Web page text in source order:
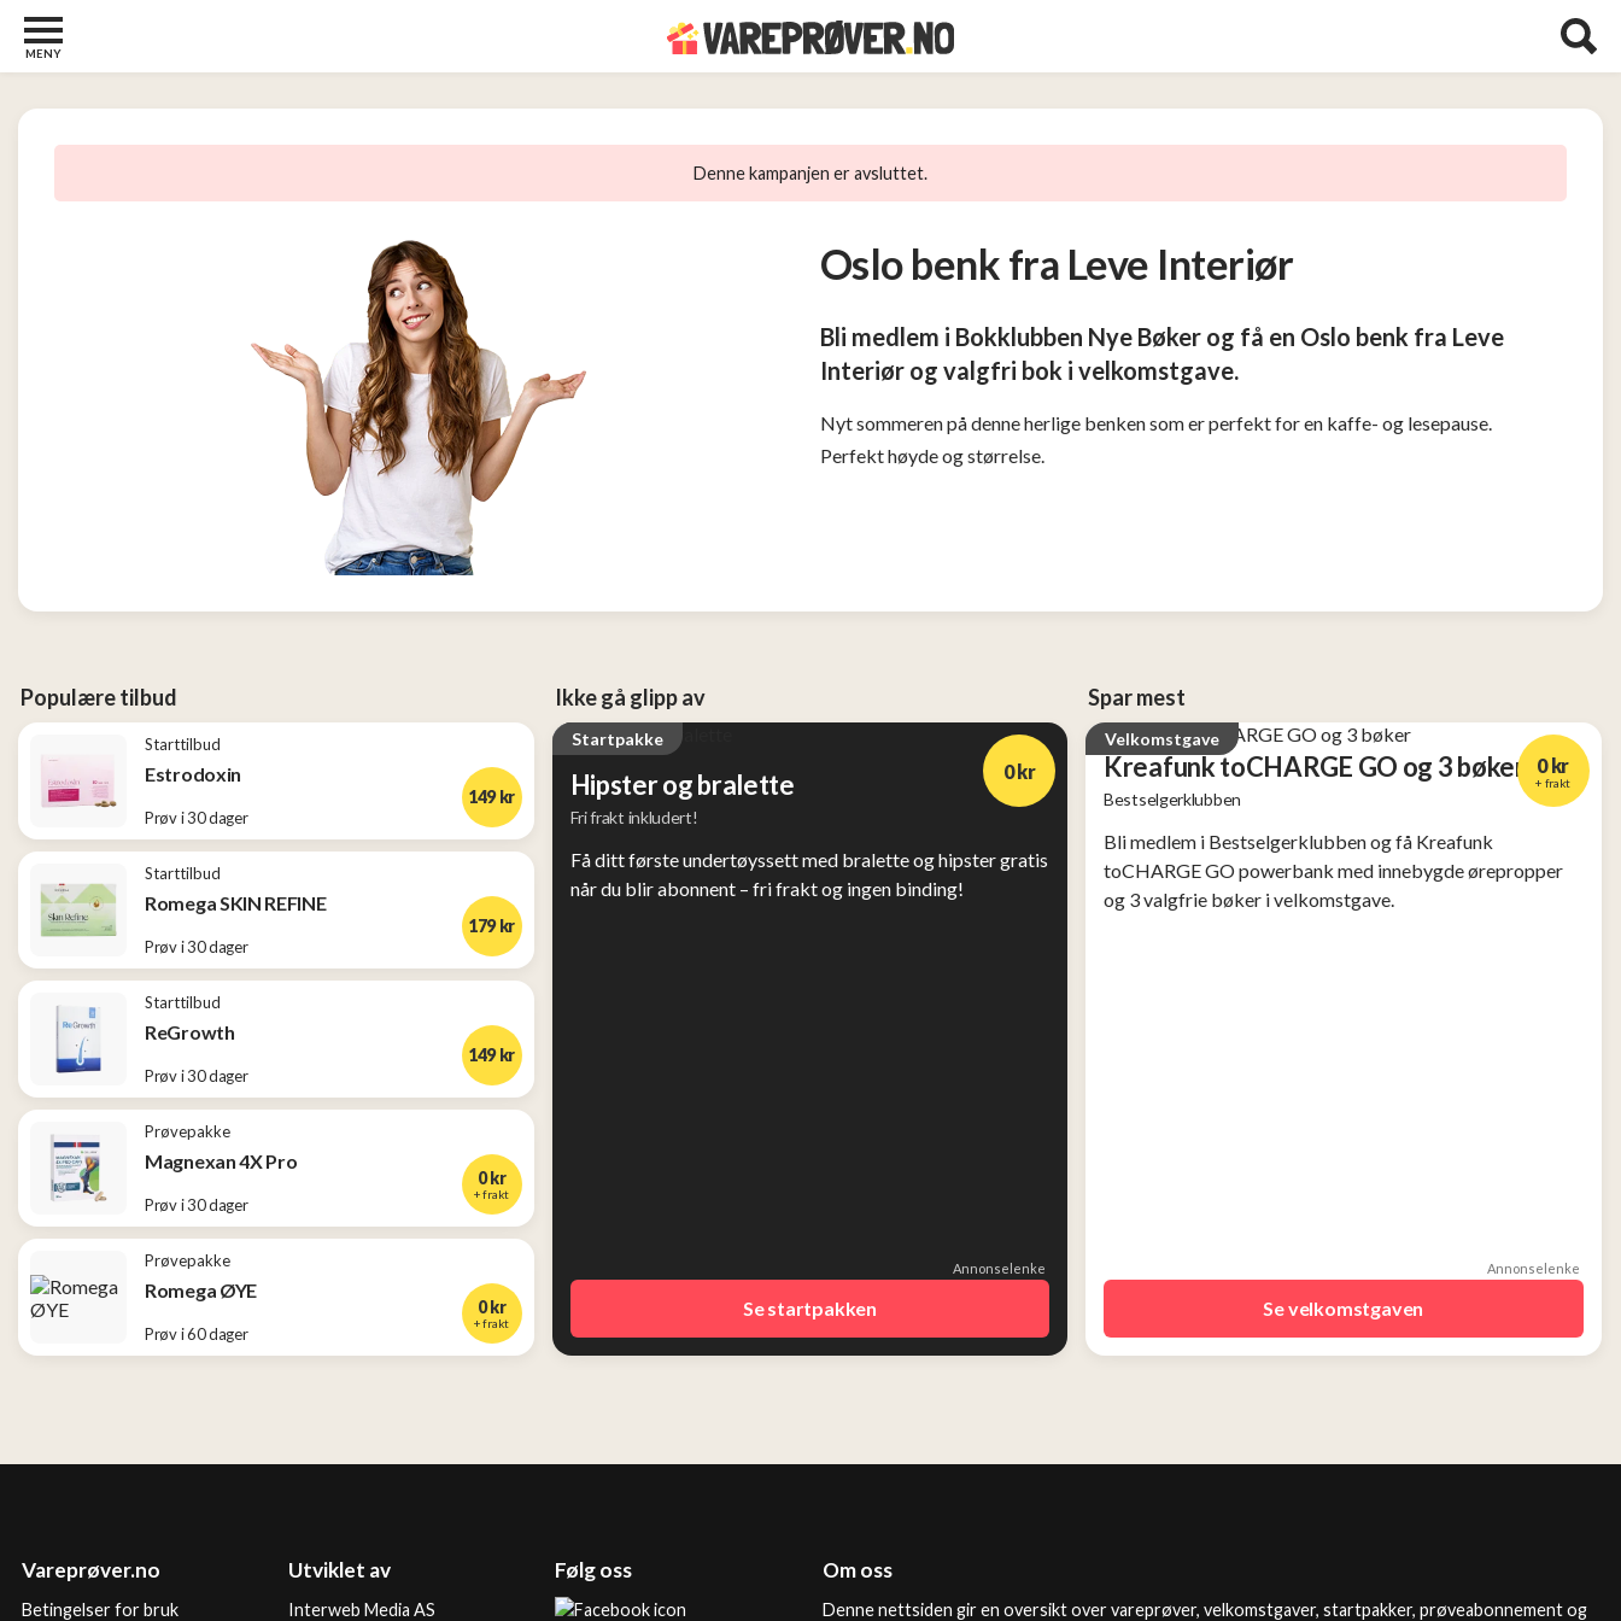
MENY
Denne kampanjen er avsluttet.
Oslo benk fra Leve Interiør
Bli medlem i Bokklubben Nye Bøker og få en Oslo benk fra Leve
Interiør og valgfri bok i velkomstgave.
Nyt sommeren på denne herlige benken som er perfekt for en kaffe- og lesepause.
Perfekt høyde og størrelse.
Populære tilbud
Starttilbud
Estrodoxin
Prøv i 30 dager
149 kr
Starttilbud
Romega SKIN REFINE
Prøv i 30 dager
179 kr
Starttilbud
ReGrowth
Prøv i 30 dager
149 kr
Prøvepakke
Magnexan 4X Pro
Prøv i 30 dager
0 kr
+ frakt
Prøvepakke
Romega ØYE
Prøv i 60 dager
0 kr
+ frakt
Ikke gå glipp av
Startpakke
Hipster og bralette
Fri frakt inkludert!
0 kr
Få ditt første undertøyssett med bralette og hipster gratis
når du blir abonnent – fri frakt og ingen binding!
Annonselenke
Se startpakken
Spar mest
Velkomstgave
Kreafunk toCHARGE GO og 3 bøker
Bestselgerklubben
0 kr
+ frakt
Bli medlem i Bestselgerklubben og få Kreafunk
toCHARGE GO powerbank med innebygde ørepropper
og 3 valgfrie bøker i velkomstgave.
Annonselenke
Se velkomstgaven
22
Barberhøvler
Bøker
13
tilbud
Nye
Vareprøver.no
Betingelser for bruk
Utviklet av
Interweb Media AS
Følg oss Om oss
Denne nettsiden gir en oversikt over vareprøver, velkomstgaver, startpakker, prøveabonnement og